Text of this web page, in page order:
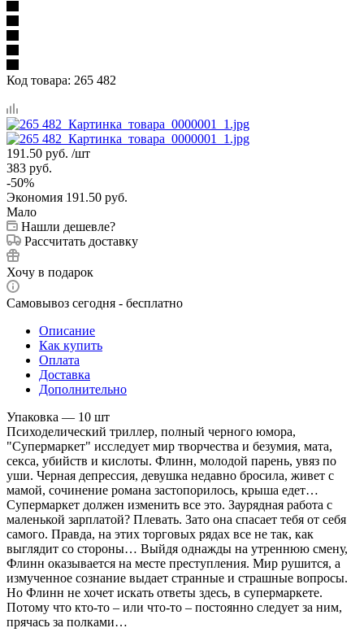
Код товара: 265 482
191.50 руб. /шт
383 руб.
-50%
Экономия 191.50 руб.
Мало
Нашли дешевле?
Рассчитать доставку
Хочу в подарок
Самовывоз сегодня - бесплатно
Описание
Как купить
Оплата
Доставка
Дополнительно
Упаковка — 10 шт
Психоделический триллер, полный черного юмора,
"Супермаркет" исследует мир творчества и безумия, мата,
секса, убийств и кислоты. Флинн, молодой парень, увяз по
уши. Черная депрессия, девушка недавно бросила, живет с
мамой, сочинение романа застопорилось, крыша едет…
Супермаркет должен изменить все это. Заурядная работа с
маленькой зарплатой? Плевать. Зато она спасает тебя от себя
самого. Правда, на этих торговых рядах все не так, как
выглядит со стороны… Выйдя однажды на утреннюю смену,
Флинн оказывается на месте преступления. Мир рушится, а
измученное сознание выдает странные и страшные вопросы.
Но Флинн не хочет искать ответы здесь, в супермаркете.
Потому что кто-то – или что-то – постоянно следует за ним,
прячась за полками…